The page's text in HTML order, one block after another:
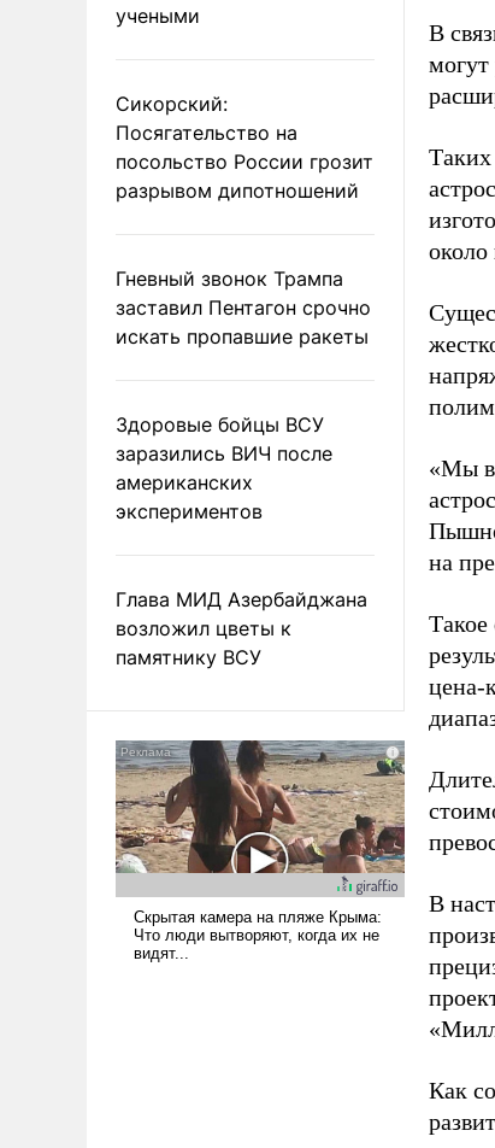
учеными
Сикорский:
Посягательство на
посольство России грозит
разрывом дипотношений
Гневный звонок Трампа
заставил Пентагон срочно
искать пропавшие ракеты
Здоровые бойцы ВСУ
заразились ВИЧ после
американских
экспериментов
Глава МИД Азербайджана
возложил цветы к
памятнику ВСУ
В
могут
Таких
около
«Мы
на
Такое
цена-
В
Как